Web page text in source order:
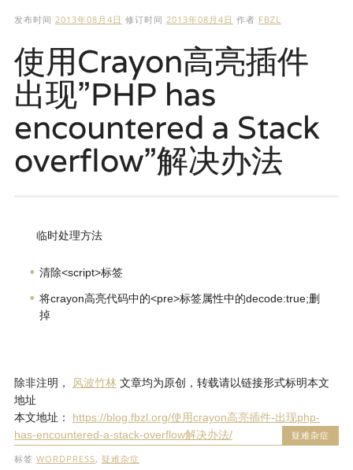
发布时间 2013年08月4日 修订时间 2013年08月4日 作者 FBZL
使用Crayon高亮插件
出现”PHP has
encountered a Stack
overflow”解决办法
临时处理方法
清除<script>标签
将crayon高亮代码中的<pre>标签属性中的decode:true;删
掉
除非注明， 风波竹林文章均为原创，转载请以链接形式标明本文
地址
本文地址： https://blog.fbzl.org/使用crayon高亮插件-出现php-
has-encountered-a-stack-overflow解决办法/
疑难杂症
标签 WORDPRESS, 疑难杂症